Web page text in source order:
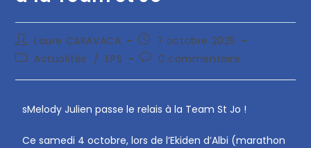
Laure CARAVACA
7 octobre 2025
Actualités
/ EPS 0 commentaire
sMelody Julien passe le relais à la Team St Jo !
Ce samedi 4 octobre, lors de l’Ekiden d’Albi (marathon